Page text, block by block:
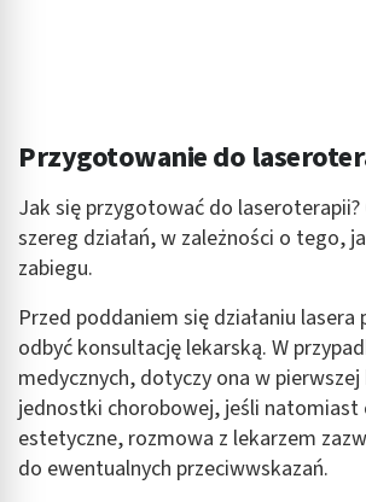
Przygotowanie do
Jak się przygotować do
szereg działań, w zależności o tego,
zabiegu.
Przed poddaniem się działaniu
odbyć konsultację lekarską. W
medycznych, dotyczy ona w
jednostki chorobowej, jeśli natomiast
estetyczne, rozmowa z lekarzem
do ewentualnych przeciwwskazań.